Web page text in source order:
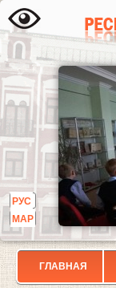
РУС
МАР
ГЛАВНАЯ